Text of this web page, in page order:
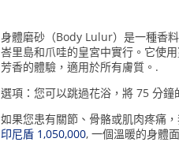
身體磨砂（Body Lulur）是一種香
峇里島和爪哇的皇宮中實行。它使
芳香的體驗，適用於所有膚質。.
選項：您可以跳過花浴，將 75 分
如果您患有關節、骨骼或肌肉疼痛
印尼盾 1,050,000, 一個溫暖的身體